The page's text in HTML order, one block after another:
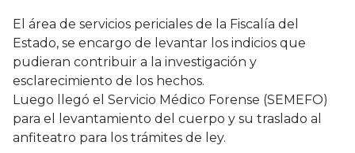
El área de servicios periciales de la Fiscalía del
Estado, se encargo de levantar los indicios que
pudieran contribuir a la investigación y
esclarecimiento de los hechos.
Luego llegó el Servicio Médico Forense (SEMEFO)
para el levantamiento del cuerpo y su traslado al
anfiteatro para los trámites de ley.